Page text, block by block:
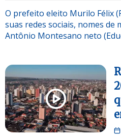
O prefeito eleito Murilo Félix
suas redes sociais, nomes de
Antônio Montesano neto